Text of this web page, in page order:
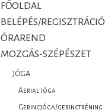
FŐOLDAL
BELÉPÉS/REGISZTRÁCIÓ
ÓRAREND
MOZGÁS-SZÉPÉSZET
JÓGA
Aerial jóga
Gerincjóga/gerinctréning